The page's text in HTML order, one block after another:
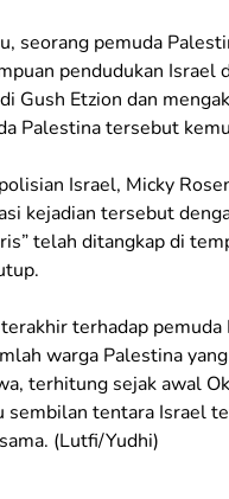
seorang pemuda
pendudukan Israel
Gush Etzion dan
Palestina tersebut
Israel, Micky
kejadian tersebut
telah ditangkap di
terhadap pemuda
warga Palestina
terhitung sejak awal
sembilan tentara Israel
(Lutfi/Yudhi)